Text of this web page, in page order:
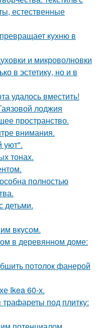
естественные
кухню в
и микроволновки
в эстетику, но и в
удалось вместить!
лоджия
пространство.
внимания.
уют".
тонах.
полностью
детьми.
вкусом.
в деревянном доме:
потолок фанерой
Ikea 60-х.
под плитку: